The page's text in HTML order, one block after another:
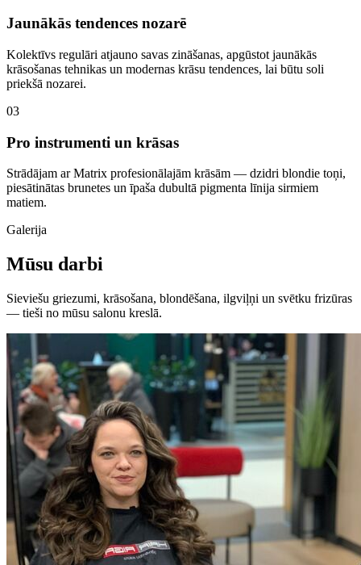
Jaunākās tendences nozarē
Kolektīvs regulāri atjauno savas zināšanas, apgūstot jaunākās
krāsošanas tehnikas un modernas krāsu tendences, lai būtu soli
priekšā nozarei.
03
Pro instrumenti un krāsas
Strādājam ar Matrix profesionālajām krāsām — dzidri blondie toņi,
piesātinātas brunetes un īpaša dubultā pigmenta līnija sirmiem
matiem.
Galerija
Mūsu darbi
Sieviešu griezumi, krāsošana, blondēšana, ilgviļņi un svētku frizūras
— tieši no mūsu salonu kreslā.